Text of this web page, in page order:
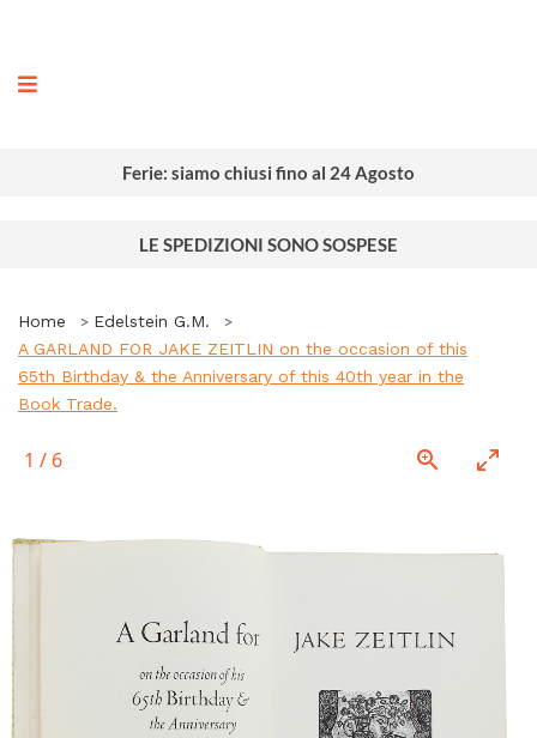
Ferie: siamo chiusi fino al 24 Agosto
LE SPEDIZIONI SONO SOSPESE
Home
Edelstein G.M.
A GARLAND FOR JAKE ZEITLIN on the occasion of this
65th Birthday & the Anniversary of this 40th year in the
Book Trade.
1 / 6